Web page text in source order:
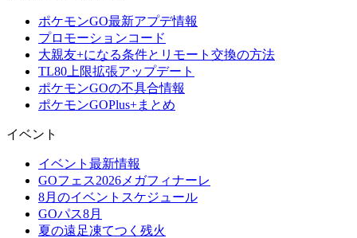
ポケモンGO最新アプデ情報
プロモーションコード
大親友+になる条件とリモート交換の方法
TL80上限拡張アップデート
ポケモンGOの不具合情報
ポケモンGOPlus+まとめ
イベント
イベント最新情報
GOフェス2026メガフィナーレ
8月のイベントスケジュール
GOパス8月
夏の遠足凍てつく残火